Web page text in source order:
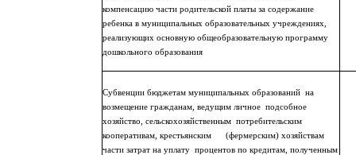
компенсацию части родительской платы за содержание
ребенка в муниципальных образовательных учреждениях,
реализующих основную общеобразовательную программу
дошкольного образования
Субвенции бюджетам муниципальных образований на
возмещение гражданам, ведущим личное подсобное
хозяйство, сельскохозяйственным потребительским
кооперативам, крестьянским
(фермерским) хозяйствам
части затрат на уплату процентов по кредитам, полученным